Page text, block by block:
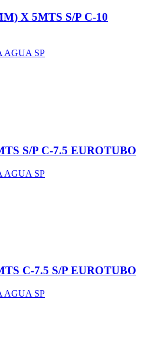
X 5MTS S/P C-10
AGUA SP
S/P C-7.5 EUROTUBO
AGUA SP
C-7.5 S/P EUROTUBO
AGUA SP